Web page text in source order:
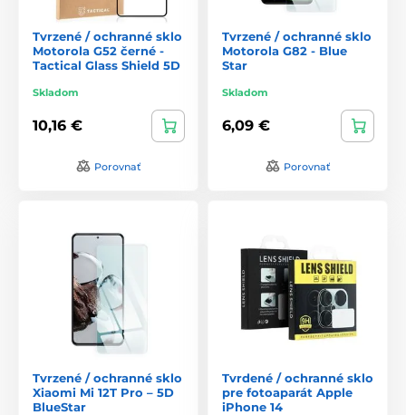
Tvrzené / ochranné sklo
Motorola G52 černé -
Tactical Glass Shield 5D
Skladom
10,16 €
Porovnať
Tvrzené / ochranné sklo
Motorola G82 - Blue
Star
Skladom
6,09 €
Porovnať
Tvrzené / ochranné sklo
Xiaomi Mi 12T Pro – 5D
BlueStar
Tvrdené / ochranné sklo
pre fotoaparát Apple
iPhone 14